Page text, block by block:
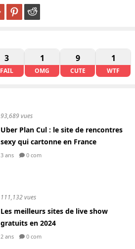
3
FAIL
1
OMG
9
CUTE
1
WTF
93,689 vues
Uber Plan Cul : le site de rencontres
sexy qui cartonne en France
3 ans 0 com
111,132 vues
Les meilleurs sites de live show
gratuits en 2024
2 ans 0 com